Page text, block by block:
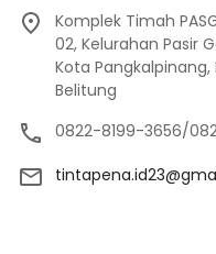
Komplek Timah
02, Kelurahan Pasir
Kota Pangkalpinang,
Belitung
0822-8199-3656/